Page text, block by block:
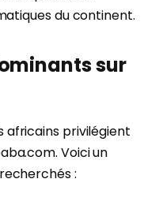
du continent.
sur
africains privilégient
Voici un
: